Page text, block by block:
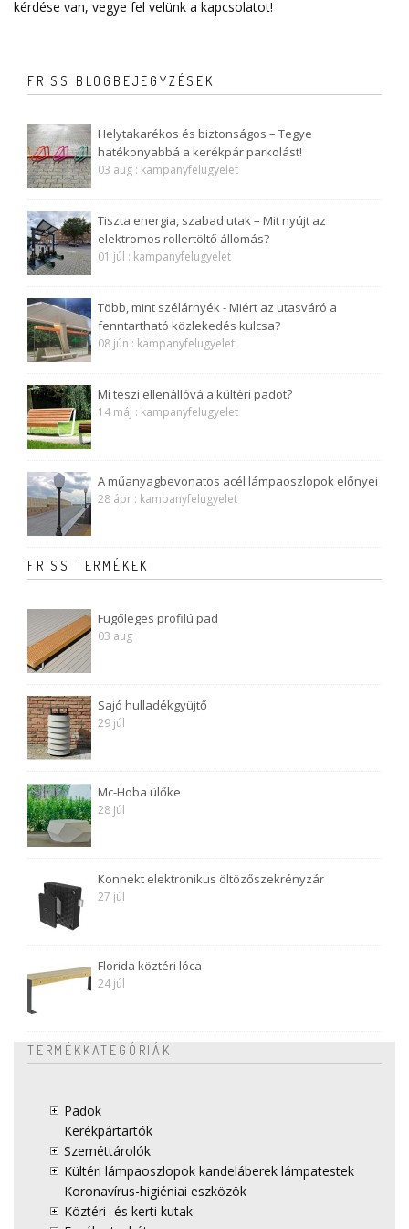
kérdése van, vegye fel velünk a kapcsolatot!
FRISS BLOGBEJEGYZÉSEK
Helytakarékos és biztonságos – Tegye
hatékonyabbá a kerékpár parkolást!
03 aug : kampanyfelugyelet
Tiszta energia, szabad utak – Mit nyújt az
elektromos rollertöltő állomás?
01 júl : kampanyfelugyelet
Több, mint szélárnyék - Miért az utasváró a
fenntartható közlekedés kulcsa?
08 jún : kampanyfelugyelet
Mi teszi ellenállóvá a kültéri padot?
14 máj : kampanyfelugyelet
A műanyagbevonatos acél lámpaoszlopok előnyei
28 ápr : kampanyfelugyelet
FRISS TERMÉKEK
Fügőleges profilú pad
03 aug
Sajó hulladékgyüjtő
29 júl
Mc-Hoba ülőke
28 júl
Konnekt elektronikus öltözőszekrényzár
27 júl
Florida köztéri lóca
24 júl
TERMÉKKATEGÓRIÁK
Padok
Kerékpártartók
Szeméttárolók
Kültéri lámpaoszlopok kandeláberek lámpatestek
Koronavírus-higiéniai eszközök
Köztéri- és kerti kutak